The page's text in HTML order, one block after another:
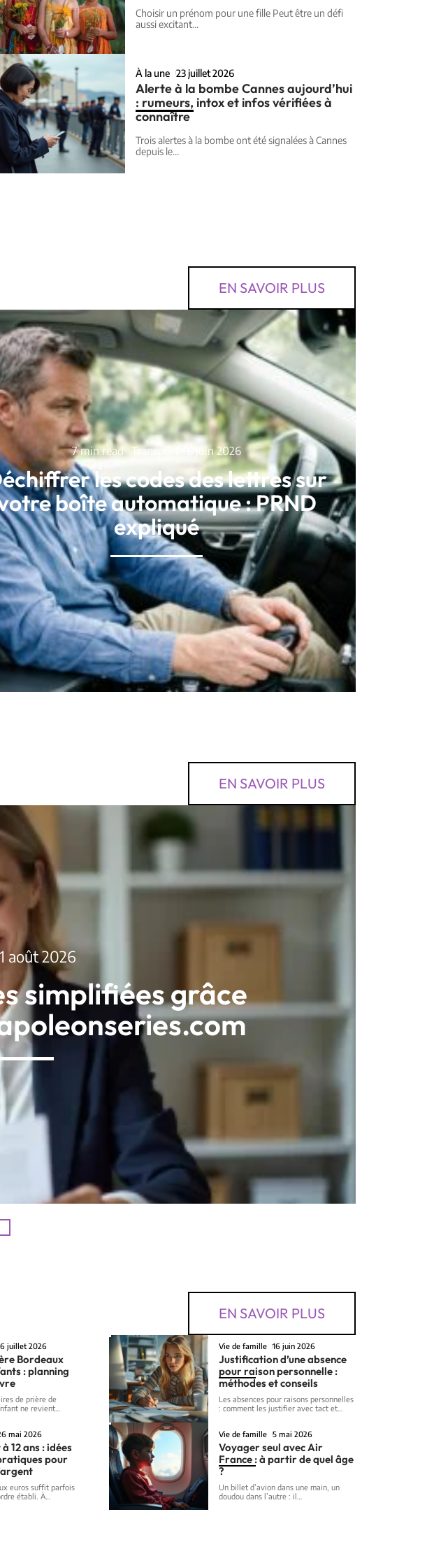
Choisir un prénom pour une fille Peut être un défi
aussi excitant…
À la une 23 juillet 2026
Alerte à la bombe Cannes aujourd’hui
: rumeurs, intox et infos vérifiées à
connaître
Trois alertes à la bombe ont été signalées à Cannes
depuis le…
EN SAVOIR PLUS
7 min read Transport 6 juin 2026
les codes des lettres sur
boîte automatique : PRND
expliqué
EN SAVOIR PLUS
1 août 2026
simplifiées grâce
EN SAVOIR PLUS
juillet 2026
Bordeaux
: planning
de prière de
ne revient…
Vie de famille 16 juin 2026
Justification d’une absence
pour raison personnelle :
méthodes et conseils
Les absences pour raisons personnelles
: comment les justifier avec tact et
mai 2026
12 ans : idées
pour
euros suffit parfois
établi. À…
Vie de famille 5 mai 2026
Voyager seul avec Air
France : à partir de quel âge
?
Un billet d’avion dans une main, un
doudou dans l’autre : il